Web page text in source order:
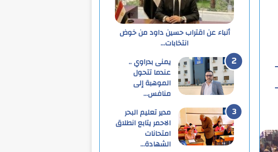
أنباء عن اقتراب حسين داود من خوض
انتخابات…
يمنى بدراوي ..
عندما تتحول
الموهبة إلى
منافس…
مدير تعليم البحر
الاحمر يتابع انطلاق
امتحانات
الشهادة…